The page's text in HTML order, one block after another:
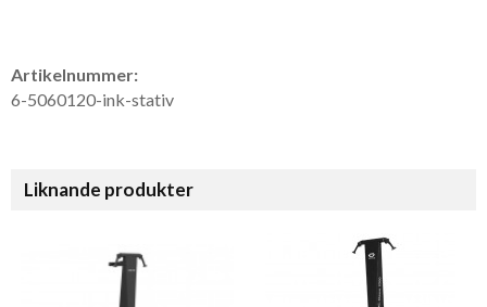
Artikelnummer:
6-5060120-ink-stativ
Liknande produkter